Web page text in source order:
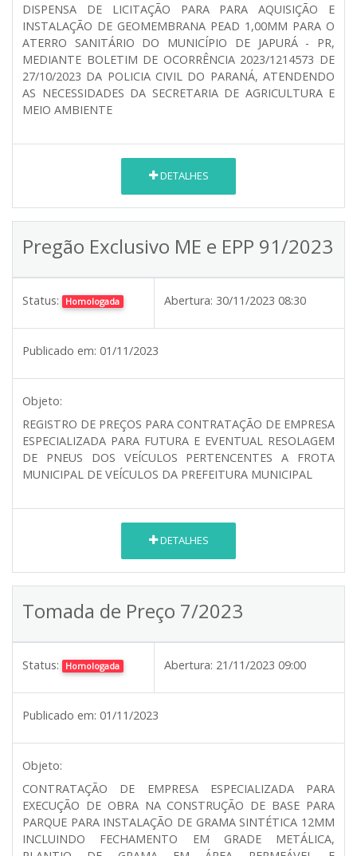
DISPENSA DE LICITAÇÃO PARA PARA AQUISIÇÃO E
INSTALAÇÃO DE GEOMEMBRANA PEAD 1,00MM PARA O
ATERRO SANITÁRIO DO MUNICÍPIO DE JAPURÁ - PR,
MEDIANTE BOLETIM DE OCORRÊNCIA 2023/1214573 DE
27/10/2023 DA POLICIA CIVIL DO PARANÁ, ATENDENDO
AS NECESSIDADES DA SECRETARIA DE AGRICULTURA E
MEIO AMBIENTE
DETALHES
Pregão Exclusivo ME e EPP 91/2023
Status: Homologada Abertura: 30/11/2023 08:30
Publicado em: 01/11/2023
Objeto:
REGISTRO DE PREÇOS PARA CONTRATAÇÃO DE EMPRESA
ESPECIALIZADA PARA FUTURA E EVENTUAL RESOLAGEM
DE PNEUS DOS VEÍCULOS PERTENCENTES A FROTA
MUNICIPAL DE VEÍCULOS DA PREFEITURA MUNICIPAL
DETALHES
Tomada de Preço 7/2023
Status: Homologada Abertura: 21/11/2023 09:00
Publicado em: 01/11/2023
Objeto:
CONTRATAÇÃO DE EMPRESA ESPECIALIZADA PARA
EXECUÇÃO DE OBRA NA CONSTRUÇÃO DE BASE PARA
PARQUE PARA INSTALAÇÃO DE GRAMA SINTÉTICA 12MM
INCLUINDO FECHAMENTO EM GRADE METÁLICA,